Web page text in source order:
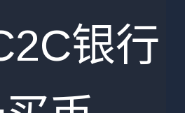
银行